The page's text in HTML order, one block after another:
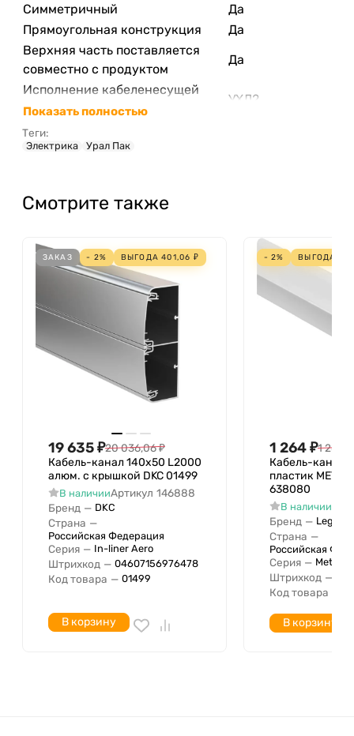
Симметричный
Да
Прямоугольная конструкция
Да
Верхняя часть поставляется
совместно с продуктом
Да
Исполнение кабеленесущей
системы
УХЛ2
Показать полностью
Теги:
Электрика Урал Пак
Смотрите также
ЗАКАЗ - 2% ВЫГОДА401,06 ₽
19 635₽20 036,06₽
Кабель-канал 140х50 L2000
алюм. с крышкой DKC 01499
В наличииАртикул 146888
Бренд — DKC
Страна —
Российская Федерация
Серия — In-liner Aero
Штрихкод — 04607156976478
Код товара — 01499
В корзину
- 2% ВЫГОДА
1 264₽1
Кабель-канал
пластик
638080
В наличии
Бренд —
Страна —
Российская
Серия — Metra
Штрихкод —
Код товара
В корзину